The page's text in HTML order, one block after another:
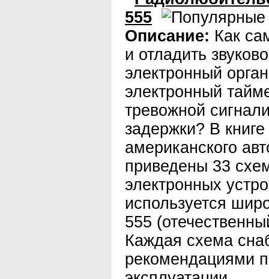
555
Описание: Как
и отладить
электронный
электронный
тревожной
задержки? В книге
американского
приведены 33
электронных
используется
555
Каждая схема
рекомендациями